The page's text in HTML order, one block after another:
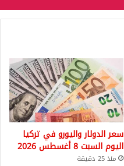
سعر الدولار واليورو في تركيا
اليوم السبت 8 أغسطس 2026
منذ 25 دقيقة